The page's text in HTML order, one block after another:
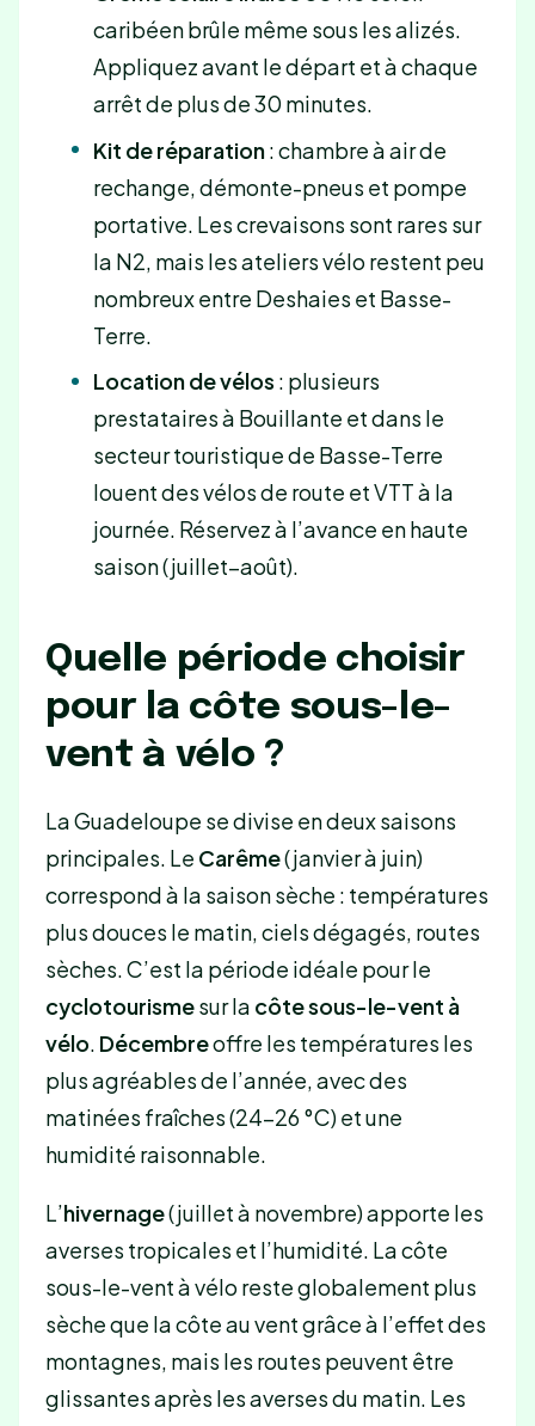
caribéen brûle même sous les alizés.
Appliquez avant le départ et à chaque
arrêt de plus de 30 minutes.
Kit de réparation: chambre à air de
rechange, démonte-pneus et pompe
portative. Les crevaisons sont rares sur
la N2, mais les ateliers vélo restent peu
nombreux entre Deshaies et Basse-
Terre.
Location de vélos : plusieurs
prestataires à Bouillante et dans le
secteur touristique de Basse-Terre
louent des vélos de route et VTT à la
journée. Réservez à l’avance en haute
saison (juillet–août).
Quelle période choisir
pour la côte sous-le-
vent à vélo ?
La Guadeloupe se divise en deux saisons
principales. Le Carême(janvier à juin)
correspond à la saison sèche : températures
plus douces le matin, ciels dégagés, routes
sèches. C’est la période idéale pour le
cyclotourismesur la côte sous-le-vent à
vélo. Décembreoffre les températures les
plus agréables de l’année, avec des
matinées fraîches (24-26 °C) et une
humidité raisonnable.
L’hivernage(juillet à novembre) apporte les
averses tropicales et l’humidité. La côte
sous-le-vent à vélo reste globalement plus
sèche que la côte au vent grâce à l’effet des
montagnes, mais les routes peuvent être
glissantes après les averses du matin. Les